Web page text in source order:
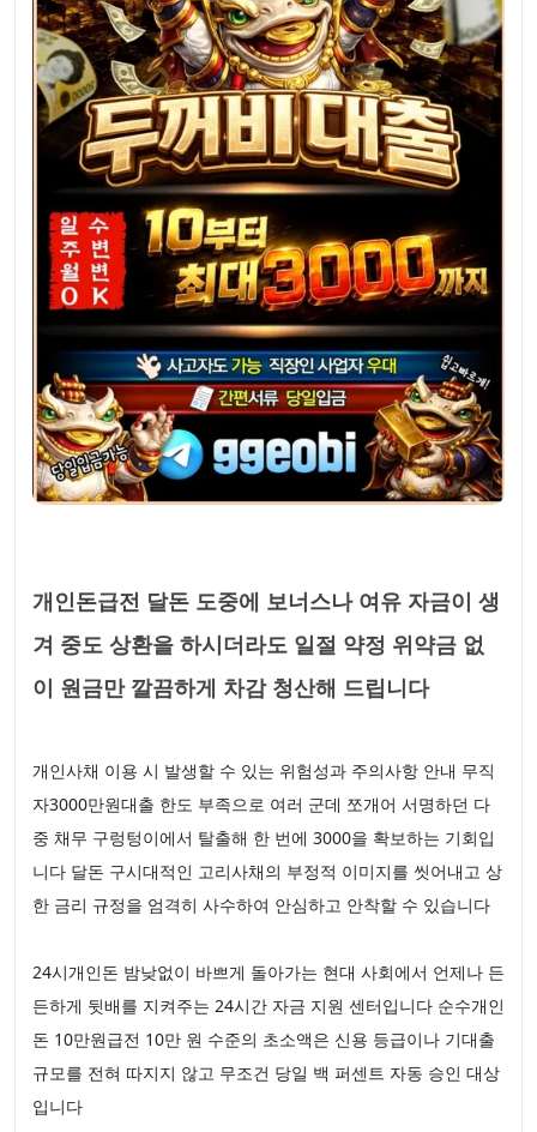
개인돈급전 달돈 도중에 보너스나 여유 자금이 생
겨 중도 상환을 하시더라도 일절 약정 위약금 없
이 원금만 깔끔하게 차감 청산해 드립니다
개인사채 이용 시 발생할 수 있는 위험성과 주의사항 안내 무직
자3000만원대출 한도 부족으로 여러 군데 쪼개어 서명하던 다
중 채무 구렁텅이에서 탈출해 한 번에 3000을 확보하는 기회입
니다 달돈 구시대적인 고리사채의 부정적 이미지를 씻어내고 상
한 금리 규정을 엄격히 사수하여 안심하고 안착할 수 있습니다
24시개인돈 밤낮없이 바쁘게 돌아가는 현대 사회에서 언제나 든
든하게 뒷배를 지켜주는 24시간 자금 지원 센터입니다 순수개인
돈 10만원급전 10만 원 수준의 초소액은 신용 등급이나 기대출
규모를 전혀 따지지 않고 무조건 당일 백 퍼센트 자동 승인 대상
입니다